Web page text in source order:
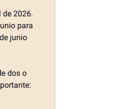
de 2026.
para
junio
dos o